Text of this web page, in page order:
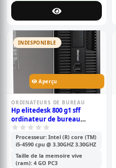
INDISPONIBLE
Aperçu
ORDINATEURS DE BUREAU
Hp elitedesk 800 g1 sff
ordinateur de bureau
professionnel haute
performance, intel quad
core i5-4590 jusqu\'à 3,7 ghz,
4 go de ram, ssd 128 go
(démarrage), dvd, windows
Processeur: Intel (R) core (TM)
i5-4590 cpu @ 3.30GHZ 3.30GHZ
Taille de la memoire vive
(ram): 4 GO PC3